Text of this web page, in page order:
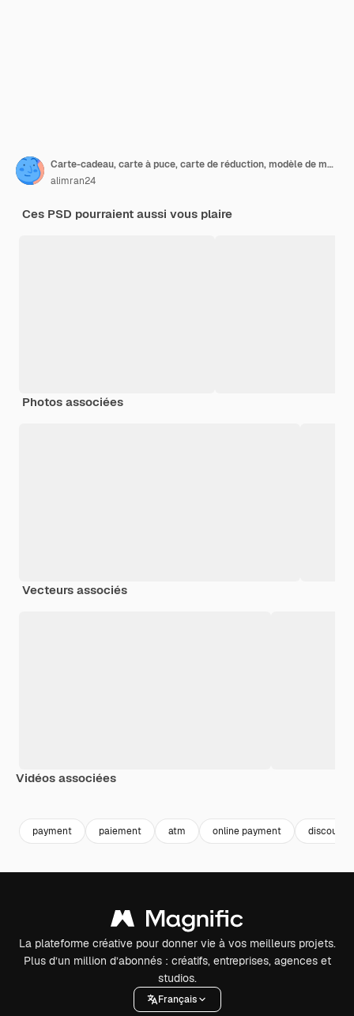
Carte-cadeau, carte à puce, carte de réduction, modèle de maquette de carte d'offre
alimran24
Ces PSD pourraient aussi vous plaire
Photos associées
Vecteurs associés
Vidéos associées
payment paiement atm online payment discount
La plateforme créative pour donner vie à vos meilleurs projets.
Plus d’un million d’abonnés : créatifs, entreprises, agences et
studios.
Français